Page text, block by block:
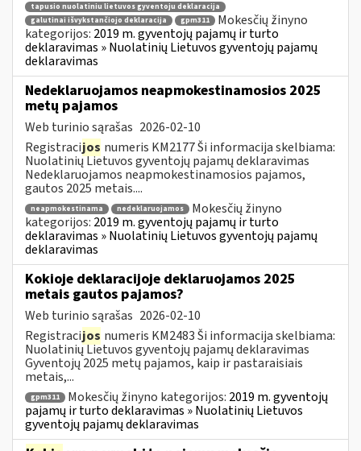
tapusio nuolatiniu lietuvos gyventoju deklaracija
galutinai išvykstančiojo deklaracija
gpm311
Mokesčių žinyno
kategorijos: 2019 m. gyventojų pajamų ir turto
deklaravimas » Nuolatinių Lietuvos gyventojų pajamų
deklaravimas
Nedeklaruojamos neapmokestinamosios 2025
metų pajamos
Web turinio sąrašas 2026-02-10
Registracijos numeris KM2177 Ši informacija skelbiama:
Nuolatinių Lietuvos gyventojų pajamų deklaravimas
Nedeklaruojamos neapmokestinamosios pajamos,
gautos 2025 metais....
neapmokestinama nedeklaruojamos
Mokesčių žinyno
kategorijos: 2019 m. gyventojų pajamų ir turto
deklaravimas » Nuolatinių Lietuvos gyventojų pajamų
deklaravimas
Kokioje deklaracijoje deklaruojamos 2025
metais gautos pajamos?
Web turinio sąrašas 2026-02-10
Registracijos numeris KM2483 Ši informacija skelbiama:
Nuolatinių Lietuvos gyventojų pajamų deklaravimas
Gyventojų 2025 metų pajamos, kaip ir pastaraisiais
metais,...
gpm311 Mokesčių žinyno kategorijos: 2019 m. gyventojų
pajamų ir turto deklaravimas » Nuolatinių Lietuvos
gyventojų pajamų deklaravimas